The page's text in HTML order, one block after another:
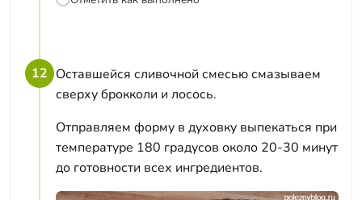
12 Оставшейся сливочной смесью смазываем
сверху брокколи и лосось.
Отправляем форму в духовку выпекаться при
температуре 180 градусов около 20-30 минут
до готовности всех ингредиентов.